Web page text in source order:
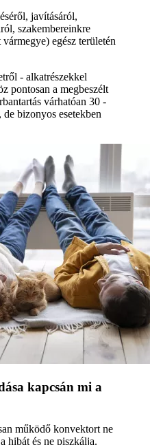
javításáról,
szakembereinkre
egész területén
- alkatrészekkel
pontosan a megbeszélt
várhatóan 30 -
bizonyos esetekben
kapcsán mi a
működő konvektort ne
hibát és ne piszkálja.